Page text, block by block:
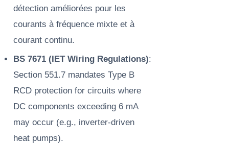
détection améliorées pour les
courants à fréquence mixte et à
courant continu.
BS 7671 (IET Wiring Regulations):
Section 551.7 mandates Type B
RCD protection for circuits where
DC components exceeding 6 mA
may occur (e.g., inverter-driven
heat pumps).